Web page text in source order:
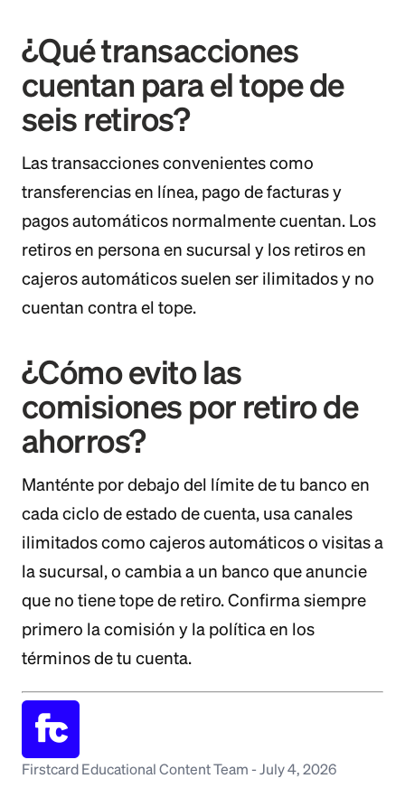
¿Qué transacciones
cuentan para el tope de
seis retiros?
Las transacciones convenientes como
transferencias en línea, pago de facturas y
pagos automáticos normalmente cuentan. Los
retiros en persona en sucursal y los retiros en
cajeros automáticos suelen ser ilimitados y no
cuentan contra el tope.
¿Cómo evito las
comisiones por retiro de
ahorros?
Manténte por debajo del límite de tu banco en
cada ciclo de estado de cuenta, usa canales
ilimitados como cajeros automáticos o visitas a
la sucursal, o cambia a un banco que anuncie
que no tiene tope de retiro. Confirma siempre
primero la comisión y la política en los
términos de tu cuenta.
Firstcard Educational Content Team -July 4, 2026